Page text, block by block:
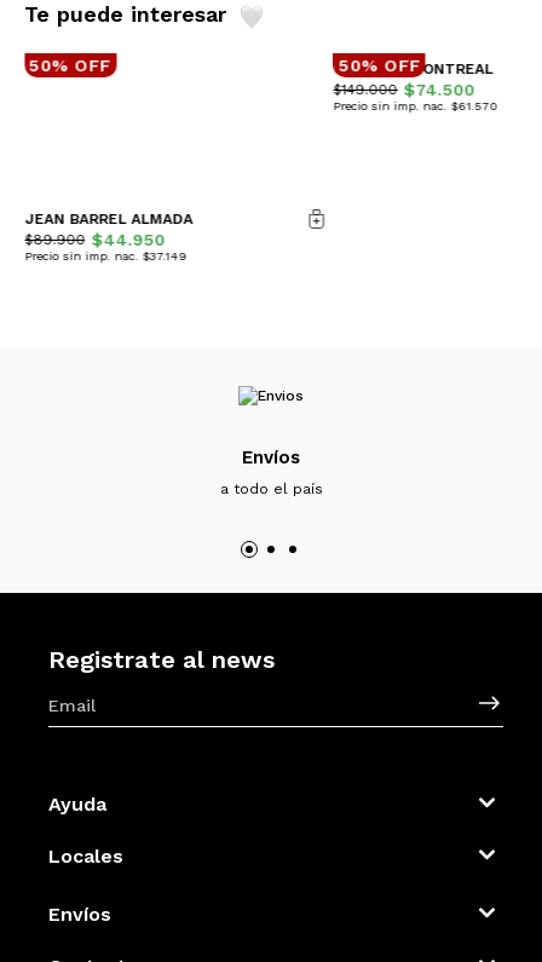
Te puede interesar
50% OFF
JEAN BARREL ALMADA
$89.900 $44.950
Precio sin imp. nac. $37.149
50% OFF
CAMPERA MONTREAL
$149.000 $74.500
Precio sin imp. nac. $61.570
Envíos
a todo el país
Registrate al news
Ayuda
Locales
Envíos